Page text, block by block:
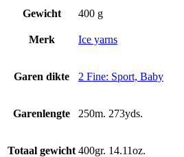
Gewicht 400 g
Merk Ice yarns
Garen dikte 2 Fine: Sport, Baby
Garenlengte 250m. 273yds.
Totaal gewicht 400gr. 14.11oz.